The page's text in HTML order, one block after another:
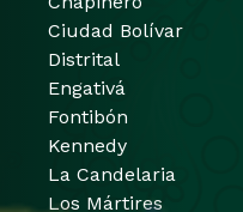
Ciudad Bolívar
Distrital
Engativá
Fontibón
Kennedy
La Candelaria
Los Mártires